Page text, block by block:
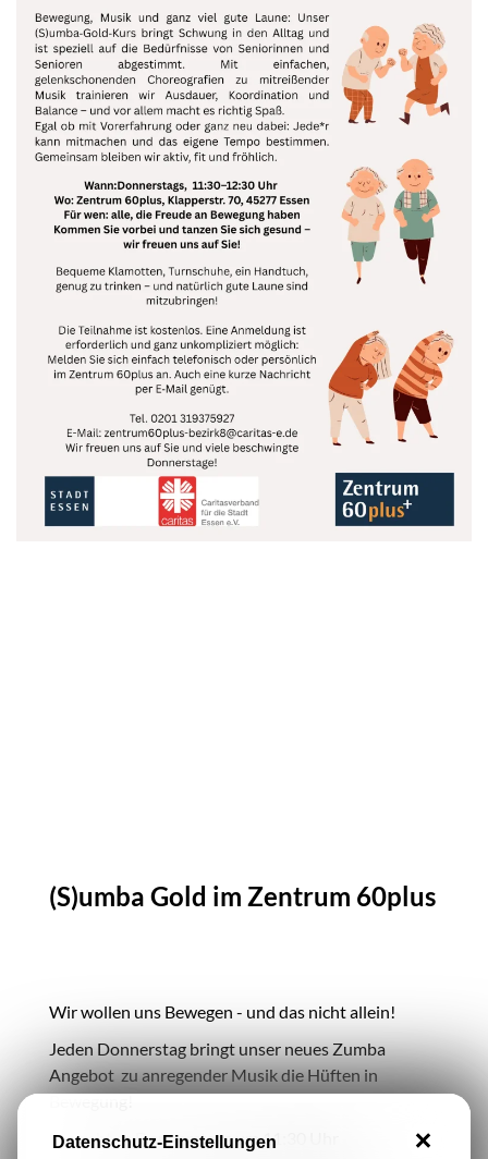
(S)umba Gold im Zentrum 60plus
Wir wollen uns Bewegen - und das nicht allein!
Jeden Donnerstag bringt unser neues Zumba
Angebot zu anregender Musik die Hüften in
Bewegung!
Los geht es Donnerstags um 11:30 Uhr
Datenschutz-Einstellungen